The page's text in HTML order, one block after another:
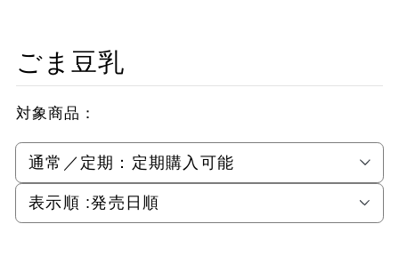
ごま豆乳
対象商品：
通常／定期： 定期購入可能
表示順 :発売日順